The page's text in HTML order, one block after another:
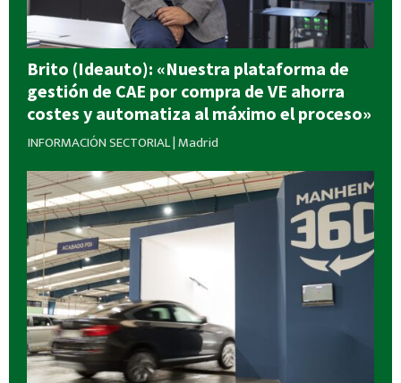
Brito (Ideauto): «Nuestra plataforma de
gestión de CAE por compra de VE ahorra
costes y automatiza al máximo el proceso»
INFORMACIÓN SECTORIAL|Madrid